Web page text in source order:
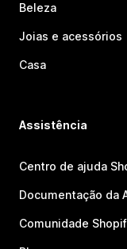
Beleza
Joias e acessórios
Casa
Assistência
Centro de ajuda
Documentação da
Comunidade